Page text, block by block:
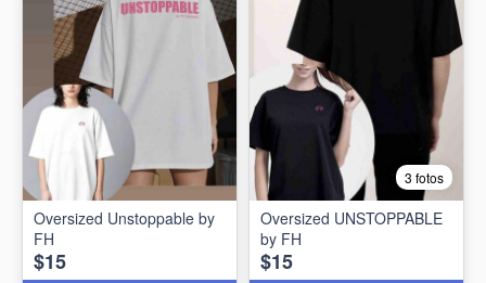
Oversized Unstoppable by
FH
$15
3 fotos
Oversized UNSTOPPABLE
by FH
$15